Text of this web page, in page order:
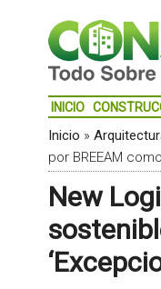
INICIO
Inicio »
por BREEAM
New